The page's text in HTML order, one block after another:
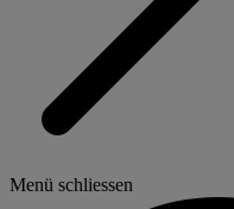
Menü schliessen